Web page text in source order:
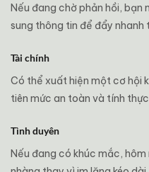
Nếu đang chờ phản hồi, bạn
sung thông tin để đẩy nhanh
Tài chính
Có thể xuất hiện một cơ hội
tiên mức an toàn và tính
Tình duyên
Nếu đang có khúc mắc,